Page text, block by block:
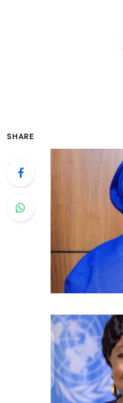
SHARE